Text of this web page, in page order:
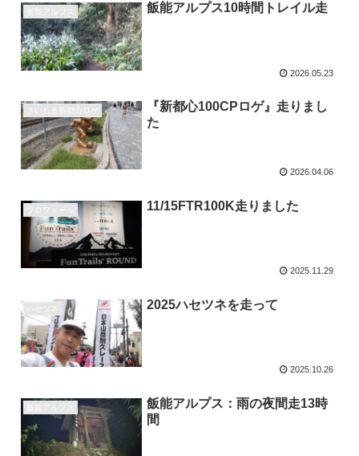
飯能アルプス10時間トレイル走
2026.05.23
さいたま新都心ロゲ
『新都心100CPロゲ』走りまし
た
2026.04.06
11/15FTR100K走りました
2025.11.29
2025ハセツネを走って
2025.10.26
飯能アルプス：雨の夜間走13時
間